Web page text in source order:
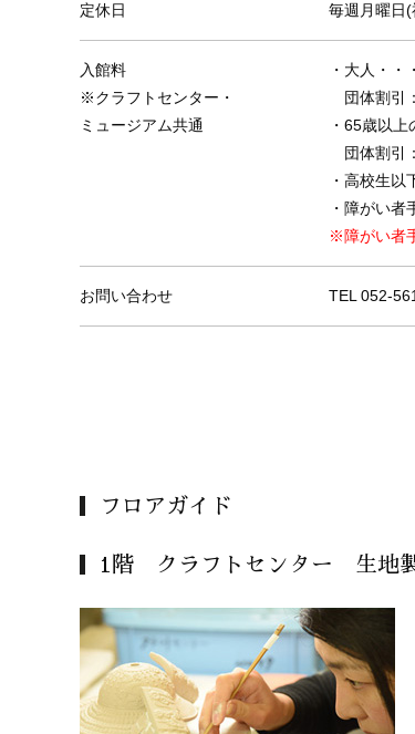
定休日 毎週月曜日
入館料
※クラフトセンター・
ミュージアム共通
・大人・・
団体割引
・65歳以
団体割引
・高校生以
・障がい
※障がい者
お問い合わせ TEL 052-
フロアガイド
1階 クラフトセンター 生地